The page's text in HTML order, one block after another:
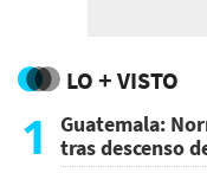
LO + VISTO
1
Guatemala:
tras descenso